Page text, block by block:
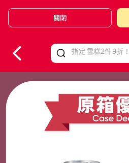
Valid Until 30 June 2026
關閉